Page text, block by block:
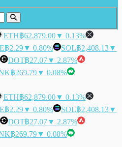
ETH฿62,879.00▼ 0.13%
฿2.29▼ 0.80% SOL฿2,408.13▼
DOT฿27.07▼ 2.87%
฿269.79▼ 0.08%
ETH฿62,879.00▼ 0.13%
฿2.29▼ 0.80% SOL฿2,408.13▼
DOT฿27.07▼ 2.87%
฿269.79▼ 0.08%